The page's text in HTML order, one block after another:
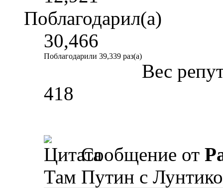
Поблагодарил(а)
30,466
Поблагодарили 39,339 раз(а)
Вес
418
Сообщение от
Там Путин с